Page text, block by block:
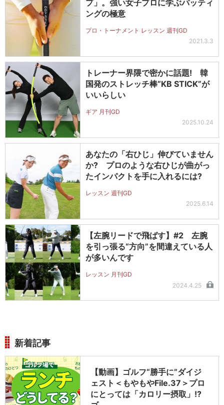
プ」。強い女子プロに学ぶパッティ
ングの極意
プロ・トーナメント レッスン 週刊GD
2021.3.3
トレーナー界隈で密かに話題! 韓
国発のストレッチ棒“KB STICK”が
いいらしい
ギア 月刊GD
2025.10.24
あなたの「右ひじ」伸びていません
か? プロのような右ひじが曲がっ
たインパクトを手に入れるには?
レッスン 週刊GD
2025.6.14
【左腕リードで飛ばす】#2 左腕
を引っ張る“方向”を間違えている人
が多いんです
レッスン 月刊GD
2024.4.25
新着記事
【動画】ゴルフ“勝手に”ダイジ
ェスト＜もやもやFile.37＞プロ
にとっては「カロリー摂取」!?